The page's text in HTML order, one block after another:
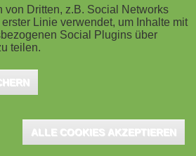
In Deutschland ist der Bereich
vertreten.
für Studierende, Fachkräfte, Start-
Die Stipendien fördern das Erlernen
von Dritten, z.B. Social Networks
Linie verwendet, um Inhalte mit
Social Plugins über
teilen.
ALLE COOKIES AKZEPTIEREN